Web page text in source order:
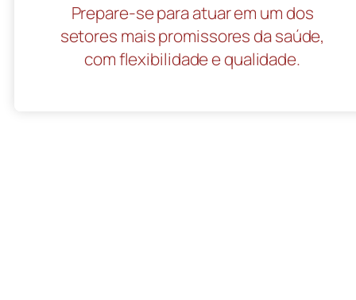
Prepare-se para atuar em um dos
setores mais promissores da saúde,
com flexibilidade e qualidade.